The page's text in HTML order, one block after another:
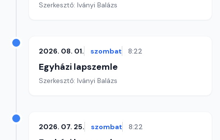
Szerkesztő: Iványi Balázs
2026. 08. 01. szombat 8:22
Egyházi lapszemle
Szerkesztő: Iványi Balázs
2026. 07. 25. szombat 8:22